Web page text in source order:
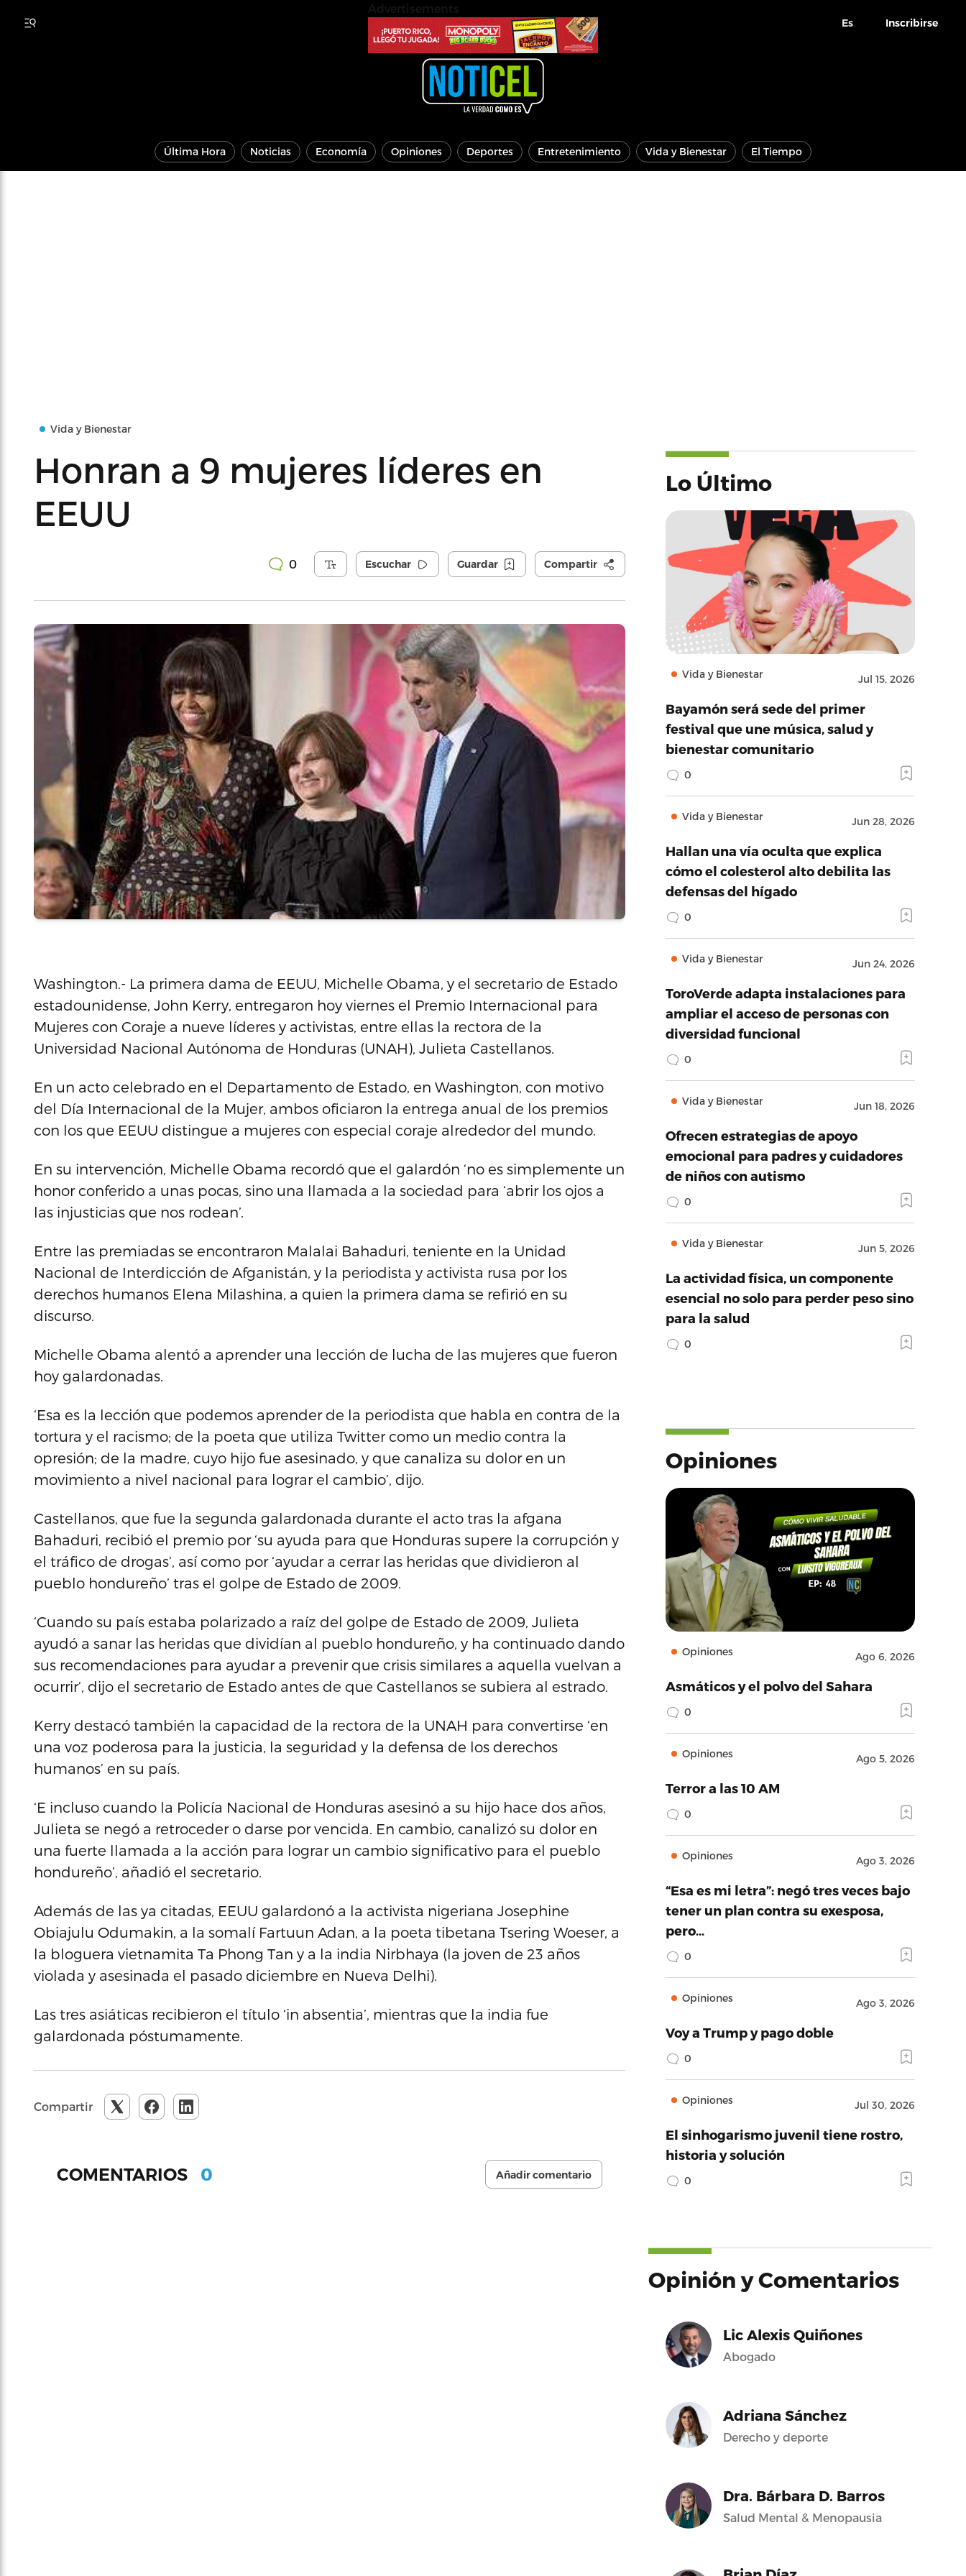
Es Inscribirse
Última Hora Noticias Economía Opiniones Deportes Entretenimiento Vida y Bienestar El Tiempo
Vida y Bienestar
Honran a 9 mujeres líderes en
EEUU
0 Escuchar Guardar Compartir
Washington.- La primera dama de EEUU, Michelle Obama, y el secretario de Estado
estadounidense, John Kerry, entregaron hoy viernes el Premio Internacional para
Mujeres con Coraje a nueve líderes y activistas, entre ellas la rectora de la
Universidad Nacional Autónoma de Honduras (UNAH), Julieta Castellanos.
En un acto celebrado en el Departamento de Estado, en Washington, con motivo
del Día Internacional de la Mujer, ambos oficiaron la entrega anual de los premios
con los que EEUU distingue a mujeres con especial coraje alrededor del mundo.
En su intervención, Michelle Obama recordó que el galardón ‘no es simplemente un
honor conferido a unas pocas, sino una llamada a la sociedad para ‘abrir los ojos a
las injusticias que nos rodean’.
Entre las premiadas se encontraron Malalai Bahaduri, teniente en la Unidad
Nacional de Interdicción de Afganistán, y la periodista y activista rusa por los
derechos humanos Elena Milashina, a quien la primera dama se refirió en su
discurso.
Michelle Obama alentó a aprender una lección de lucha de las mujeres que fueron
hoy galardonadas.
‘Esa es la lección que podemos aprender de la periodista que habla en contra de la
tortura y el racismo; de la poeta que utiliza Twitter como un medio contra la
opresión; de la madre, cuyo hijo fue asesinado, y que canaliza su dolor en un
movimiento a nivel nacional para lograr el cambio’, dijo.
Castellanos, que fue la segunda galardonada durante el acto tras la afgana
Bahaduri, recibió el premio por ‘su ayuda para que Honduras supere la corrupción y
el tráfico de drogas’, así como por ‘ayudar a cerrar las heridas que dividieron al
pueblo hondureño’ tras el golpe de Estado de 2009.
‘Cuando su país estaba polarizado a raíz del golpe de Estado de 2009, Julieta
ayudó a sanar las heridas que dividían al pueblo hondureño, y ha continuado dando
sus recomendaciones para ayudar a prevenir que crisis similares a aquella vuelvan a
ocurrir’, dijo el secretario de Estado antes de que Castellanos se subiera al estrado.
Kerry destacó también la capacidad de la rectora de la UNAH para convertirse ‘en
una voz poderosa para la justicia, la seguridad y la defensa de los derechos
humanos’ en su país.
‘E incluso cuando la Policía Nacional de Honduras asesinó a su hijo hace dos años,
Julieta se negó a retroceder o darse por vencida. En cambio, canalizó su dolor en
una fuerte llamada a la acción para lograr un cambio significativo para el pueblo
hondureño’, añadió el secretario.
Además de las ya citadas, EEUU galardonó a la activista nigeriana Josephine
Obiajulu Odumakin, a la somalí Fartuun Adan, a la poeta tibetana Tsering Woeser, a
la bloguera vietnamita Ta Phong Tan y a la india Nirbhaya (la joven de 23 años
violada y asesinada el pasado diciembre en Nueva Delhi).
Las tres asiáticas recibieron el título ‘in absentia’, mientras que la india fue
galardonada póstumamente.
Compartir
COMENTARIOS 0 Añadir comentario
Lo Último
Vida y Bienestar Jul 15, 2026
Bayamón será sede del primer
festival que une música, salud y
bienestar comunitario
0
Vida y Bienestar Jun 28, 2026
Hallan una vía oculta que explica
cómo el colesterol alto debilita las
defensas del hígado
0
Vida y Bienestar Jun 24, 2026
ToroVerde adapta instalaciones para
ampliar el acceso de personas con
diversidad funcional
0
Vida y Bienestar Jun 18, 2026
Ofrecen estrategias de apoyo
emocional para padres y cuidadores
de niños con autismo
0
Vida y Bienestar Jun 5, 2026
La actividad física, un componente
esencial no solo para perder peso sino
para la salud
0
Opiniones
Opiniones Ago 6, 2026
Asmáticos y el polvo del Sahara
0
Opiniones Ago 5, 2026
Terror a las 10 AM
0
Opiniones Ago 3, 2026
“Esa es mi letra”: negó tres veces bajo
tener un plan contra su exesposa,
pero…
0
Opiniones Ago 3, 2026
Voy a Trump y pago doble
0
Opiniones Jul 30, 2026
El sinhogarismo juvenil tiene rostro,
historia y solución
0
Opinión y Comentarios
Lic Alexis Quiñones
Abogado
Adriana Sánchez
Derecho y deporte
Dra. Bárbara D. Barros
Salud Mental & Menopausia